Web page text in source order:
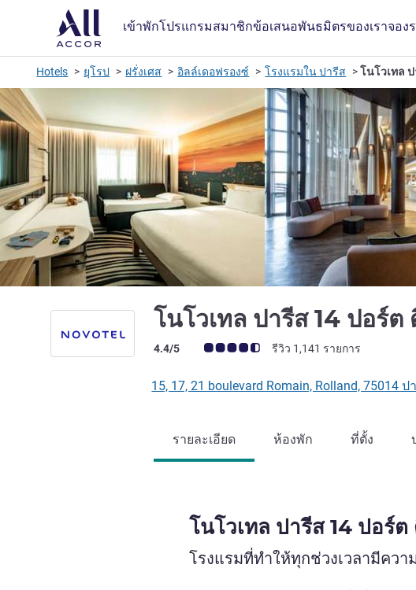
เข้าพักโปรแกรมสมาชิกข้อเสนอพันธมิตรของเราจอง
Hotels ยุโรป ฝรั่งเศส อิลล์เดอฟรองซ์ โรงแรมใน ปารีส โนโวเทล
โนโวเทล ปารีส 14 ปอร์ต
คะแนนความคิดเห็นจากแขก (เรทติ้งบน ALL)
4.4/5 รีวิว 1,141 รายการ
15, 17, 21 boulevard Romain, Rolland, 75014 ป
รายละเอียด ห้องพัก ที่ตั้ง
โนโวเทล ปารีส 14 ปอร์
โรงแรมที่ทำให้ทุกช่วงเวลามีควา